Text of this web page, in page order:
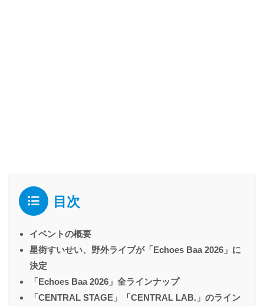
目次
イベントの概要
星街すいせい、野外ライブが「Echoes Baa 2026」に
決定
「Echoes Baa 2026」全ラインナップ
「CENTRAL STAGE」「CENTRAL LAB.」のライン